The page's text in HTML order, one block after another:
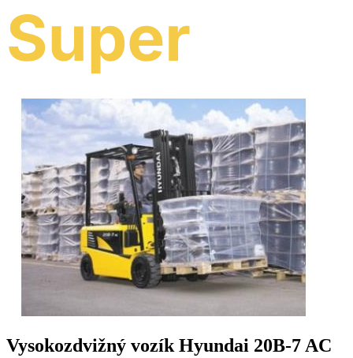
Vysokozdvižný vozík Hyundai 20B-7 AC